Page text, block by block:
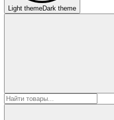
Light themeDark theme